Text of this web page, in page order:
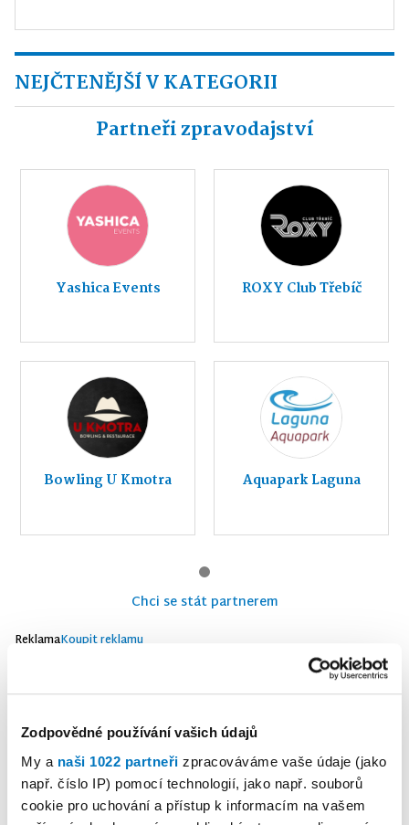
Zodpovědné používání vašich údajů
My a naši 1022 partneři zpracováváme vaše údaje (jako
např. číslo IP) pomocí technologií, jako např. souborů
cookie pro uchování a přístup k informacím na vašem
NEJČTENĚJŠÍ V KATEGORII
Partneři zpravodajství
Yashica Events ROXY Club Třebíč
Bowling U Kmotra Aquapark Laguna
Chci se stát partnerem
ReklamaKoupit reklamu